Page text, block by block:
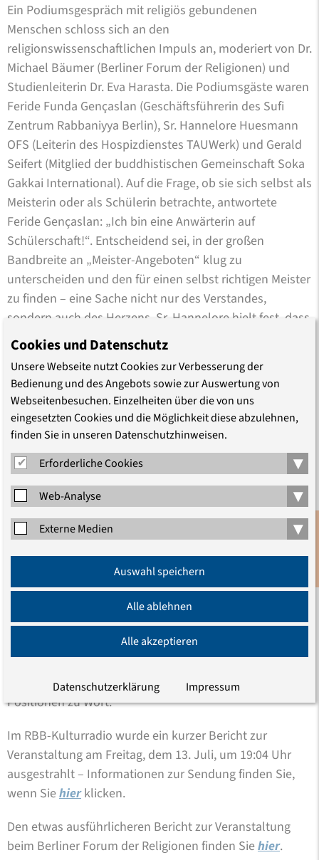
Ein Podiumsgespräch mit religiös gebundenen
Menschen schloss sich an den
religionswissenschaftlichen Impuls an, moderiert von Dr.
Michael Bäumer (Berliner Forum der Religionen) und
Studienleiterin Dr. Eva Harasta. Die Podiumsgäste waren
Feride Funda Gençaslan (Geschäftsführerin des Sufi
Zentrum Rabbaniyya Berlin), Sr. Hannelore Huesmann
OFS (Leiterin des Hospizdienstes TAUWerk) und Gerald
Seifert (Mitglied der buddhistischen Gemeinschaft Soka
Gakkai International). Auf die Frage, ob sie sich selbst als
Meisterin oder als Schülerin betrachte, antwortete
Feride Gençaslan: „Ich bin eine Anwärterin auf
Schülerschaft!“. Entscheidend sei, in der großen
Bandbreite an „Meister-Angeboten“ klug zu
unterscheiden und den für einen selbst richtigen Meister
zu finden – eine Sache nicht nur des Verstandes,
sondern auch des Herzens. Sr. Hannelore hielt fest, dass
jedem Menschen eine besondere Begabung gegeben ist,
ein Charisma. Es gelte, dieses Charisma zu entdecken
und zu leben – und in ihrer Erfahrung hat sich dazu die
Orientierung an einem Vorbild, konkret an Franz von
Assisi, bewährt. Gerald Seifert brachte den Gedanken in
den Raum, dass nach der Erkenntnis von Buddha
Siddhartha Gautama letztlich allein das Gesetz von
Leben und Tod der tiefste Meister ist. Auf dem Weg,
dieser Erkenntnis gemäß zu leben, sei aber zugleich der
Austausch auf Augenhöhe entscheidend. Alle
Referierenden waren einig darin, dass ein Missbrauch
hat die freie Entwicklung und Entfaltung des Glaubens
zum Ziel. Das zahlreich erschienene Publikum brachte
sich vielfältig ein, teils mit persönlichen Stellungnahmen
zu eigenen Erfahrungen, teils mit konkreten Fragen an
die religiösen Positionen. Die Reihe der „Interreligiösen
kommen baptistische, Baha’i und hinduistische
Positionen zu Wort.
Im RBB-Kulturradio wurde ein kurzer Bericht zur
Veranstaltung am Freitag, dem 13. Juli, um 19:04 Uhr
ausgestrahlt – Informationen zur Sendung finden Sie,
wenn Siehierklicken.
Den etwas ausführlicheren Bericht zur Veranstaltung
beim Berliner Forum der Religionen finden Siehier.
Anmeldung
Cookies und Datenschutz
Unsere Webseite nutzt Cookies zur Verbesserung der
Bedienung und des Angebots sowie zur Auswertung von
Webseitenbesuchen. Einzelheiten über die von uns
eingesetzten Cookies und die Möglichkeit diese abzulehnen,
finden Sie in unseren Datenschutzhinweisen.
Erforderliche Cookies
▾
Web-Analyse ▾
Externe Medien ▾
Auswahl speichern
Alle ablehnen
Alle akzeptieren
Datenschutzerklärung Impressum